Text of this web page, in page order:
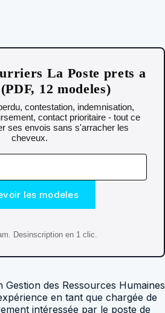
La Poste prets a
12 modeles)
contestation, indemnisation,
contact prioritaire - tout ce
ses envois sans s'arracher les
cheveux.
les modeles
Desinscription en 1 clic.
Gestion des Ressources Humaines
en tant que chargée de
intéressée par le poste de